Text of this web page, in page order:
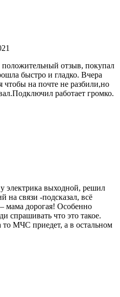
положительный отзыв, покупал
быстро и гладко. Вчера
чтобы на почте не разбили,но
работает громко.
электрика выходной, решил
на связи -подсказал, всё
мама дорогая! Особенно
спрашивать что это такое.
МЧС приедет, а в остальном